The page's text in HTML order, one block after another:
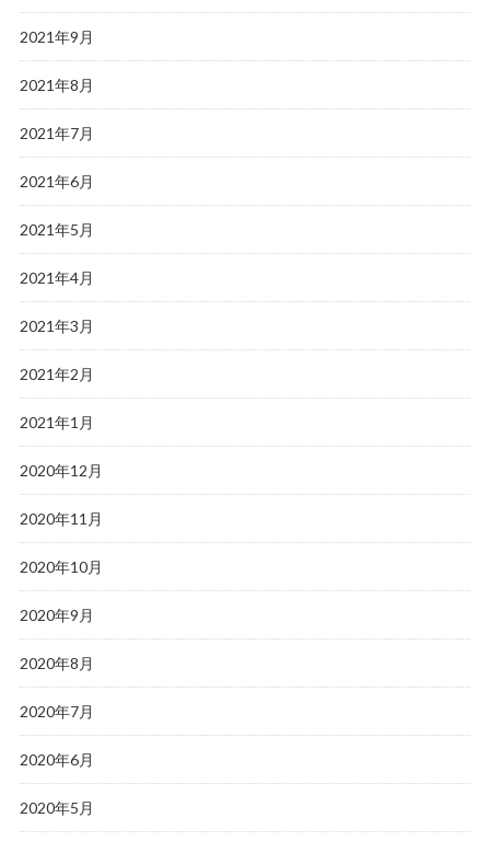
2021年9月
2021年8月
2021年7月
2021年6月
2021年5月
2021年4月
2021年3月
2021年2月
2021年1月
2020年12月
2020年11月
2020年10月
2020年9月
2020年8月
2020年7月
2020年6月
2020年5月